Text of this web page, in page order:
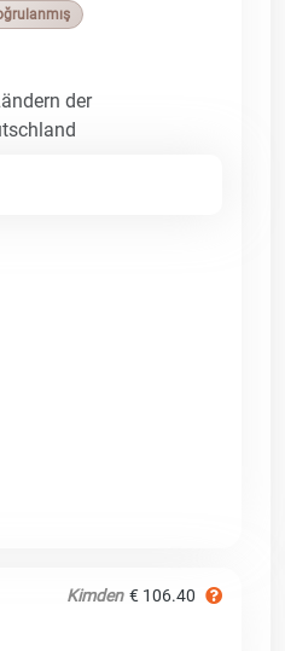
der
Kimden € 106.40